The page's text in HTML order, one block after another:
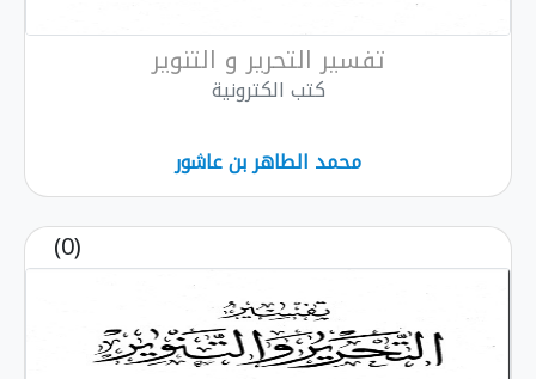
تفسير التحرير و التنوير
كتب الكترونية
محمد الطاهر بن عاشور
(0)